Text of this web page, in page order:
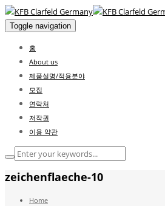
Toggle navigation
홈
About us
제품설명/적용분야
모집
연락처
저작권
이용 약관
zeichenflaeche-10
Home